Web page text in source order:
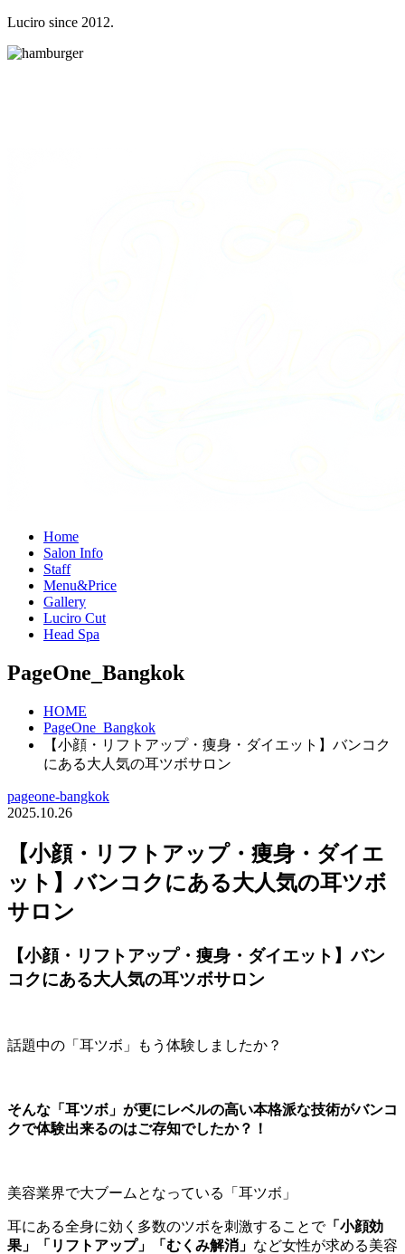
Luciro since 2012.
Home
Salon Info
Staff
Menu&Price
Gallery
Luciro Cut
Head Spa
PageOne_Bangkok
HOME
PageOne_Bangkok
【小顔・リフトアップ・痩身・ダイエット】バンコク
にある大人気の耳ツボサロン
pageone-bangkok
2025.10.26
【小顔・リフトアップ・痩身・ダイエ
ット】バンコクにある大人気の耳ツボ
サロン
【小顔・リフトアップ・痩身・ダイエット】バン
コクにある大人気の耳ツボサロン
話題中の「耳ツボ」もう体験しましたか？
そんな「耳ツボ」 が更にレベルの高い本格派な技術がバンコ
クで体験出来るのはご存知でしたか？！
美容業界で大ブームとなっている「耳ツボ」
耳にある全身に効く多数のツボを刺激することで「小顔効
果」「 リフトアップ」「むくみ解消」 など女性が求める美容